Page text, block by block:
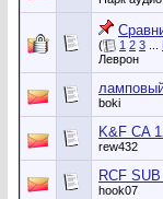
( 1 2 3
Леврон
boki
K&F CA
rew432
RCF SUB
hook07